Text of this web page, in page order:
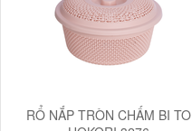
RỔ NẮP TRÒN CHẤM BI TO